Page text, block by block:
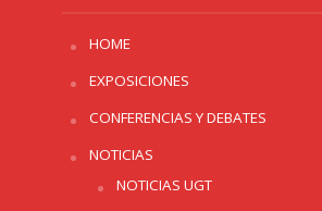
HOME
EXPOSICIONES
CONFERENCIAS Y DEBATES
NOTICIAS
NOTICIAS UGT